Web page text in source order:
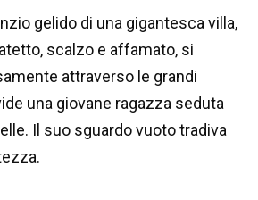
gelido di una gigantesca villa,
scalzo e affamato, si
attraverso le grandi
una giovane ragazza seduta
Il suo sguardo vuoto tradiva